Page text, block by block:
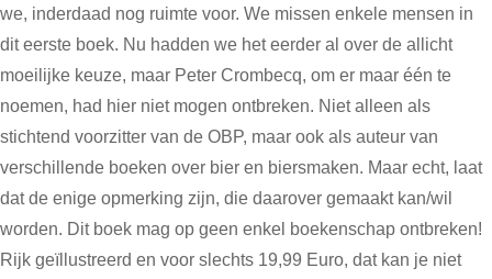
we, inderdaad nog ruimte voor. We missen enkele mensen in
dit eerste boek. Nu hadden we het eerder al over de allicht
moeilijke keuze, maar Peter Crombecq, om er maar één te
noemen, had hier niet mogen ontbreken. Niet alleen als
stichtend voorzitter van de OBP, maar ook als auteur van
verschillende boeken over bier en biersmaken. Maar echt, laat
dat de enige opmerking zijn, die daarover gemaakt kan/wil
worden. Dit boek mag op geen enkel boekenschap ontbreken!
Rijk geïllustreerd en voor slechts 19,99 Euro, dat kan je niet